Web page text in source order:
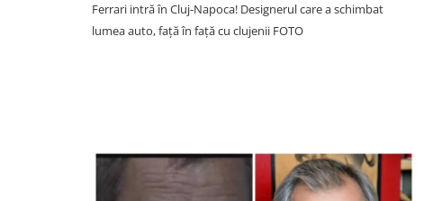
Ferrari intră în Cluj-Napoca! Designerul care a schimbat
lumea auto, față în față cu clujenii FOTO
Radu Constantea, epuizat de
perioada petrecută la „U”.